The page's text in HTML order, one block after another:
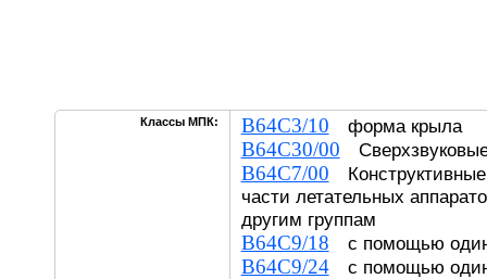
Классы МПК: B64C3/10 форма крыла
B64C30/00
B64C7/00
части летательных
другим группам
B64C9/18 с помощью
B64C9/24с помощью